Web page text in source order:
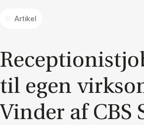
Artikel
til egen
Vin­der af CBS